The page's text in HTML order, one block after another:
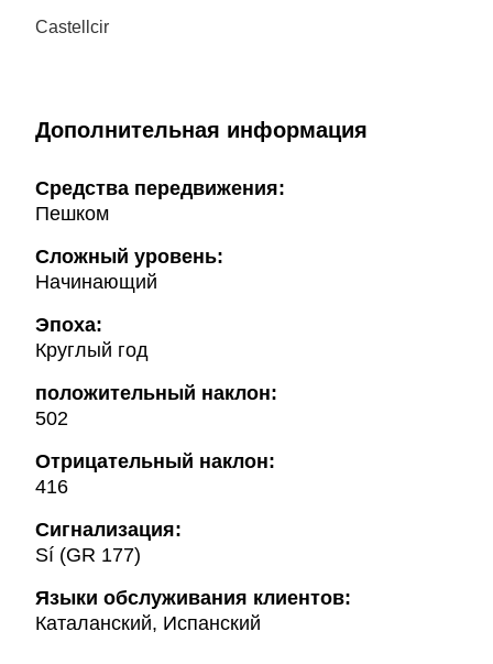
Castellcir
Дополнительная информация
Cредства передвижения:
Пешком
Сложный уровень:
Начинающий
Эпоха:
Круглый год
положительный наклон:
502
Oтрицательный наклон:
416
Сигнализация:
Sí (GR 177)
Языки обслуживания клиентов:
Каталанский, Испанский